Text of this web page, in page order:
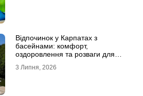
Відпочинок у Карпатах з
басейнами: комфорт,
оздоровлення та розваги для
3 Липня, 2026